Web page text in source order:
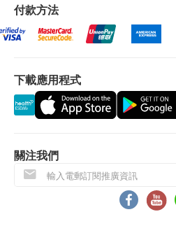
付款方法
下載應用程式
關注我們